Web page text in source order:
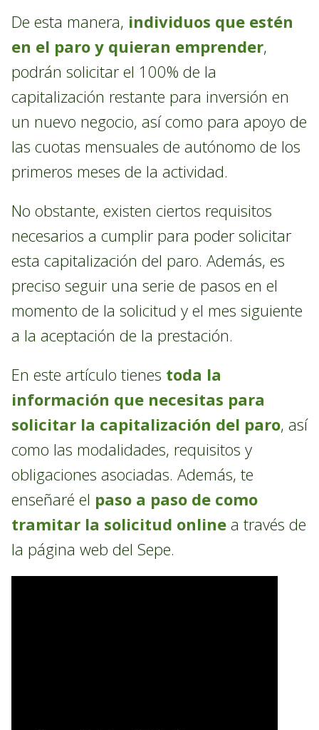
De esta manera, individuos que estén
en el paro y quieran emprender,
podrán solicitar el 100% de la
capitalización restante para inversión en
un nuevo negocio, así como para apoyo de
las cuotas mensuales de autónomo de los
primeros meses de la actividad.
No obstante, existen ciertos requisitos
necesarios a cumplir para poder solicitar
esta capitalización del paro. Además, es
preciso seguir una serie de pasos en el
momento de la solicitud y el mes siguiente
a la aceptación de la prestación.
En este artículo tienes toda la
información que necesitas para
solicitar la capitalización del paro, así
como las modalidades, requisitos y
obligaciones asociadas. Además, te
enseñaré el paso a paso de como
tramitar la solicitud online a través de
la página web del Sepe.